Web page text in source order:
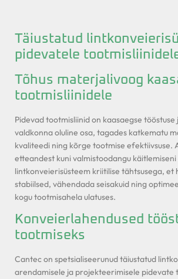
Täiustatud
pidevatele
Tõhus materjalivoog
tootmisliinidele
Pidevad tootmisliinid on kaasaegse
valdkonna oluline osa, tagades katkematu
kvaliteedi ning kõrge tootmise efektiivsuse.
etteandest kuni valmistoodangu käitlemiseni
lintkonveierisüsteem kriitilise tähtsusega, et
stabiilsed, vähendada seisakuid ning
kogu tootmisahela ulatuses.
Konveierlahendused
tootmiseks
Cantec on spetsialiseerunud täiustatud
arendamisele ja projekteerimisele pidevate